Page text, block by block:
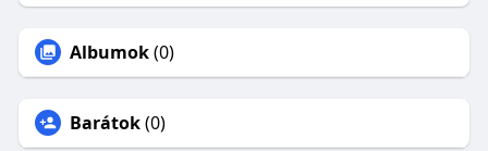
Albumok(0)
Barátok(0)